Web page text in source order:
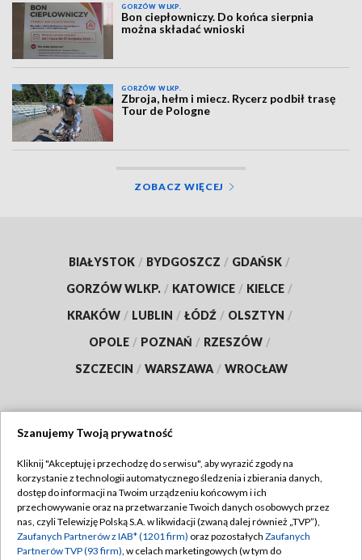
GORZÓW WLKP.
Bon ciepłowniczy. Do końca sierpnia
można składać wnioski
GORZÓW WLKP.
Zbroja, hełm i miecz. Rycerz podbił trasę
Tour de Pologne
ZOBACZ WIĘCEJ
BIAŁYSTOK / BYDGOSZCZ / GDAŃSK /
GORZÓW WLKP. / KATOWICE / KIELCE /
KRAKÓW / LUBLIN / ŁÓDŹ / OLSZTYN /
OPOLE / POZNAŃ / RZESZÓW /
SZCZECIN / WARSZAWA / WROCŁAW
TVP
Abonament TVP
Emisja w TVP
Regulamin TVP
Polityka prywatności
Szanujemy Twoją prywatność
Kliknij "Akceptuję i przechodzę do serwisu", aby wyrazić zgody na
korzystanie z technologii automatycznego śledzenia i zbierania danych,
dostęp do informacji na Twoim urządzeniu końcowym i ich
przechowywanie oraz na przetwarzanie Twoich danych osobowych przez
nas, czyli Telewizję Polską S.A. w likwidacji (zwaną dalej również „TVP”),
Zaufanych Partnerów z IAB* (1201 firm) oraz pozostałych Zaufanych
Partnerów TVP (93 firm), w celach marketingowych (w tym do